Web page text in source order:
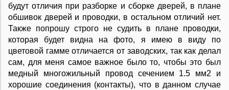
будут отличия при разборке и сборке дверей, в плане
обшивок дверей и проводки, в остальном отличий нет.
Также попрошу строго не судить в плане проводки,
которая будет видна на фото, я имею в виду по
цветовой гамме отличается от заводских, так как делал
сам, для меня самое важное было то, чтобы это был
медный многожильный провод сечением 1.5 мм2 и
хорошие соединения (контакты), что в данном случае